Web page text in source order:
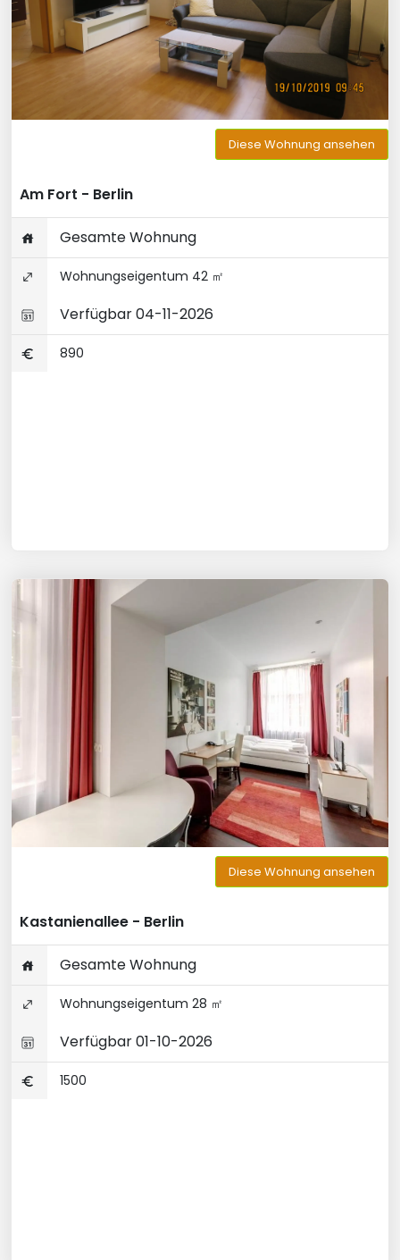
Diese Wohnung ansehen
Am Fort - Berlin
Gesamte Wohnung
Wohnungseigentum 42 ㎡
Verfügbar 04-11-2026
890
Diese Wohnung ansehen
Kastanienallee - Berlin
Gesamte Wohnung
Wohnungseigentum 28 ㎡
Verfügbar 01-10-2026
1500